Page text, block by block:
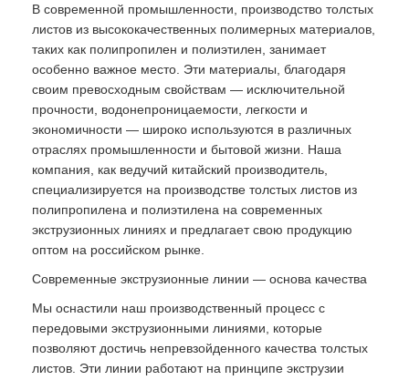
В современной промышленности, производство толстых
листов из высококачественных полимерных материалов,
таких как полипропилен и полиэтилен, занимает
особенно важное место. Эти материалы, благодаря
своим превосходным свойствам — исключительной
прочности, водонепроницаемости, легкости и
экономичности — широко используются в различных
отраслях промышленности и бытовой жизни. Наша
компания, как ведучий китайский производитель,
специализируется на производстве толстых листов из
полипропилена и полиэтилена на современных
экструзионных линиях и предлагает свою продукцию
оптом на российском рынке.
Современные экструзионные линии — основа качества
Мы оснастили наш производственный процесс с
передовыми экструзионными линиями, которые
позволяют достичь непревзойденного качества толстых
листов. Эти линии работают на принципе экструзии